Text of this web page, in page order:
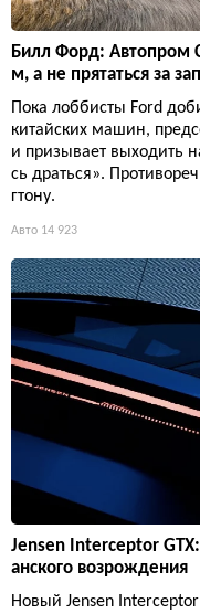
Билл Форд: Автопром
м, а не прятаться за
Пока лоббисты Ford
китайских машин,
и призывает выходить
сь драться».
гтону.
Авто 14 923
Jensen Interceptor
анского возрождения
Новый Jensen Interceptor